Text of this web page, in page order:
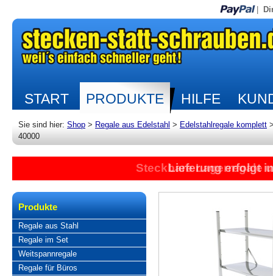
START PRODUKTE HILFE
Sie sind hier: Shop > Regale aus Edelstahl > Edelstahlregale komplett
40000
Steckbare Lagerregale
Lieferung erfolgt
Produkte
Regale aus Stahl
Regale im Set
Weitspannregale
Regale für Büros